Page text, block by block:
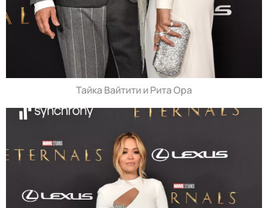
Тайка Вайтити и Рита Ора